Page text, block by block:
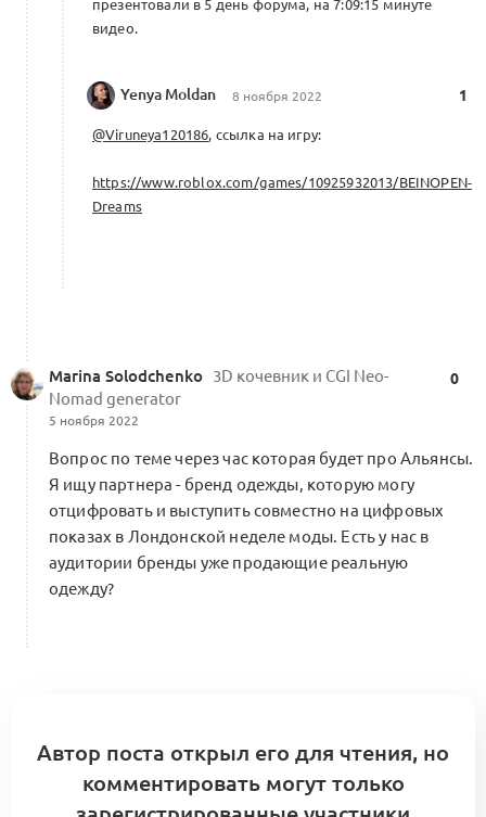
агентство — премиум ритейлер»
Форум Beinopen 2022
Хакатон 2023 0 комментариев
Проектные сессии альянса —
от смыслового проектирования
и онтологии к пилотным проектам
Форум Beinopen 2022
1
Меморандум о кооперации 0 комментариев
Проектная сессия. Кооперационная
Отчет и Планы Альянса x Beinopen
2023/2024 Конструирование Альянса
презентовали в 5 день форума, на 7:09:15 минуте
видео.
Yenya Moldan 8 ноября 2022 1
@Viruneya120186, ссылка на игру:
https://www.roblox.com/games/10925932013/BEINOPEN-
Dreams
Marina Solodchenko 3D кочевник и CGI Neo-
Nomad generator
5 ноября 2022
0
Вопрос по теме через час которая будет про Альянсы.
Я ищу партнера - бренд одежды, которую могу
отцифровать и выступить совместно на цифровых
показах в Лондонской неделе моды. Есть у нас в
аудитории бренды уже продающие реальную
одежду?
Автор поста открыл его для чтения, но
комментировать могут только